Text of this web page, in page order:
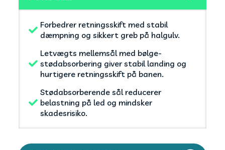
Forbedrer retningsskift med stabil
dæmpning og sikkert greb på halgulv.
Letvægts mellemsål med bølge-
stødabsorbering giver stabil landing og
hurtigere retningsskift på banen.
Stødabsorberende sål reducerer
belastning på led og mindsker
skadesrisiko.